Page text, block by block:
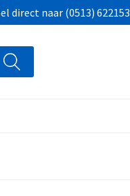
direct naar (0513) 622153